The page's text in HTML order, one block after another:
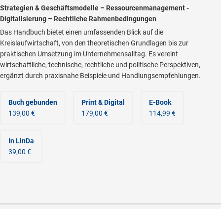
Strategien & Geschäftsmodelle – Ressourcenmanagement -
Digitalisierung – Rechtliche Rahmenbedingungen
Das Handbuch bietet einen umfassenden Blick auf die
Kreislaufwirtschaft, von den theoretischen Grundlagen bis zur
praktischen Umsetzung im Unternehmensalltag. Es vereint
wirtschaftliche, technische, rechtliche und politische Perspektiven,
ergänzt durch praxisnahe Beispiele und Handlungsempfehlungen.
Buch gebunden
139,00 €
Print & Digital
179,00 €
E-Book
114,99 €
In LinDa
39,00 €